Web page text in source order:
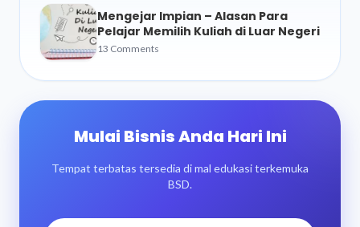
Mengejar Impian – Alasan Para
Pelajar Memilih Kuliah di Luar Negeri
13 Comments
Mulai Bisnis Anda Hari Ini
Tempat terbatas tersedia di mal edukasi terkemuka
BSD.